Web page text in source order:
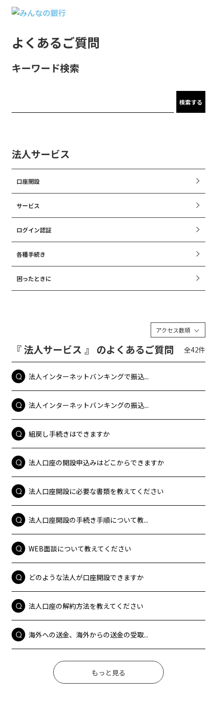
よくあるご質問
キーワード検索
検索する
法人サービス
口座開設
サービス
ログイン認証
各種手続き
困ったときに
アクセス数順
『 法人サービス 』 のよくあるご質問 全42件
法人インターネットバンキングで振込...
法人インターネットバンキングの振込...
組戻し手続きはできますか
法人口座の開設申込みはどこからできますか
法人口座開設に必要な書類を教えてください
法人口座開設の手続き手順について教...
WEB面談について教えてください
どのような法人が口座開設できますか
法人口座の解約方法を教えてください
海外への送金、海外からの送金の受取...
もっと見る